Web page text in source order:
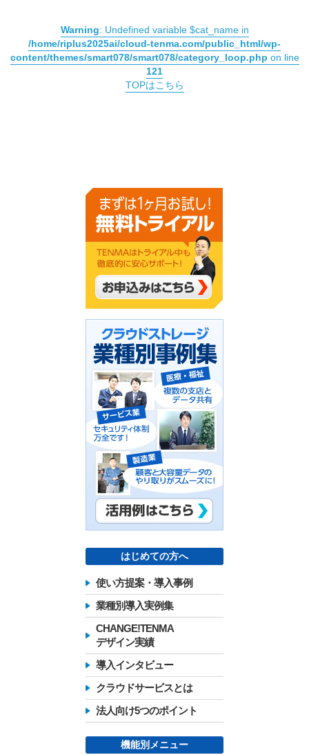
Warning: Undefined variable $cat_name in
/home/riplus2025ai/cloud-tenma.com/public_html/wp-
content/themes/smart078/smart078/category_loop.php on line
121
TOPはこちら
はじめての方へ
使い方提案・導入事例
業種別導入実例集
CHANGE!TENMA
デザイン実績
導入インタビュー
クラウドサービスとは
法人向け5つのポイント
機能別メニュー